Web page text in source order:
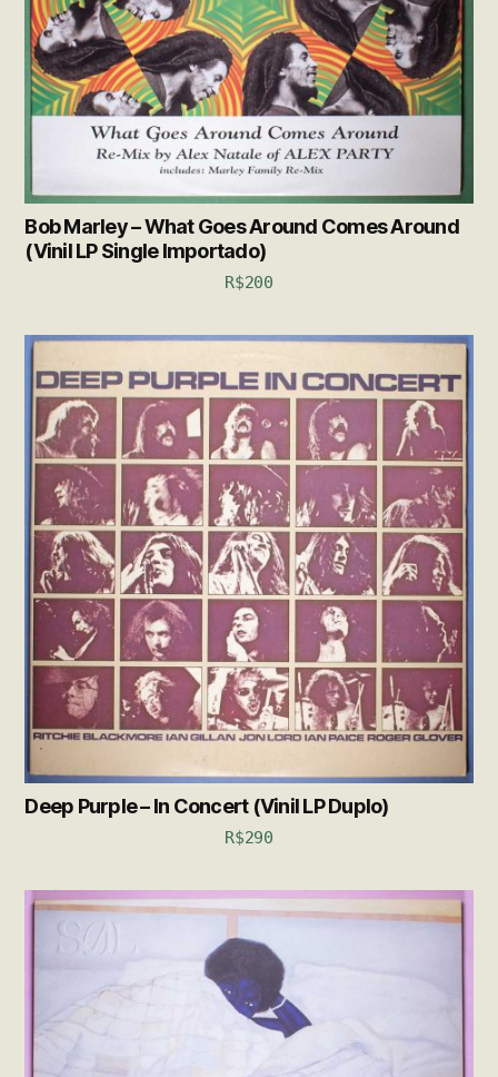
Bob Marley – What Goes Around Comes Around
(Vinil LP Single Importado)
R$200
Deep Purple – In Concert (Vinil LP Duplo)
R$290